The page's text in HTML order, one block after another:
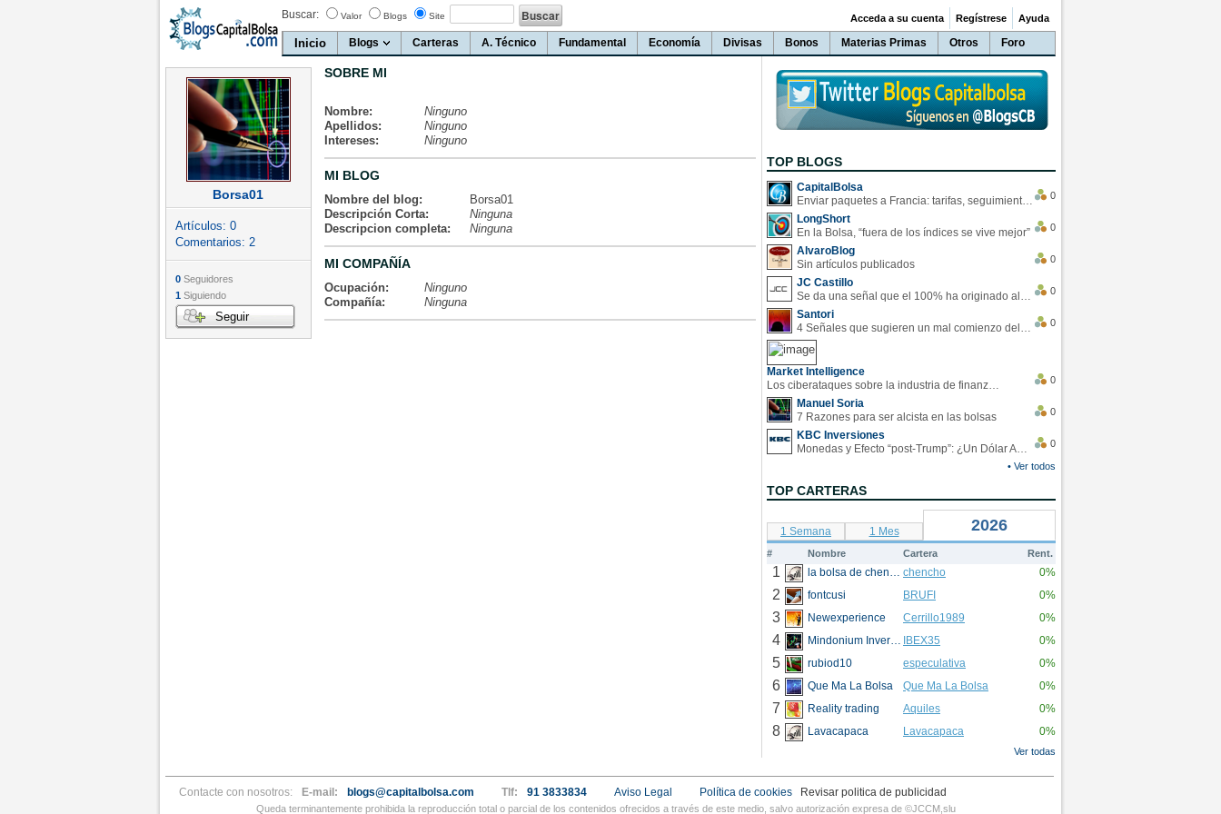
Buscar: Valor Blogs Site
Inicio Blogs Carteras A. Técnico Fundamental Economía Divisas Bonos Materias Primas Otros Foro
Acceda a su cuenta Regístrese Ayuda
Borsa01
Artículos: 0
Comentarios: 2
0 Seguidores
1 Siguiendo
Seguir
SOBRE MI
Nombre:
Ninguno
Apellidos:
Ninguno
Intereses:
Ninguno
MI BLOG
Nombre del blog:
Borsa01
Descripción Corta:
Ninguna
Descripcion completa:
Ninguna
MI COMPAÑÍA
Ocupación:
Ninguno
Compañía:
Ninguna
TOP BLOGS
CapitalBolsa
Enviar paquetes a Francia: tarifas, seguimiento y ventajas destacadas
0
LongShort
En la Bolsa, “fuera de los índices se vive mejor”
0
AlvaroBlog
Sin artículos publicados
0
JC Castillo
Se da una señal que el 100% ha originado alzas en las bolsas
0
Santori
4 Señales que sugieren un mal comienzo del 3T de la economía EEUU
0
Market Intelligence
Los ciberataques sobre la industria de finanzas se han duplicado este año
0
Manuel Soria
7 Razones para ser alcista en las bolsas
0
KBC Inversiones
Monedas y Efecto “post-Trump”: ¿Un Dólar Americano operando en rangos?
0
• Ver todos
TOP CARTERAS
1 Semana 1 Mes 2026
# Nombre Cartera Rent.
1 la bolsa de chencho chencho 0%
2 fontcusi BRUFI 0%
3 Newexperience Cerrillo1989 0%
4 Mindonium Inversions IBEX35 0%
5 rubiod10 especulativa 0%
6 Que Ma La Bolsa Que Ma La Bolsa 0%
7 Reality trading Aquiles 0%
8 Lavacapaca Lavacapaca 0%
Ver todas
Contacte con nosotros: E-mail: blogs@capitalbolsa.com Tlf: 91 3833834 Aviso Legal Revisar politica de publicidad
Política de cookies
Queda terminantemente prohibida la reproducción total o parcial de los contenidos ofrecidos a través de este medio, salvo autorización expresa de ©JCCM,slu